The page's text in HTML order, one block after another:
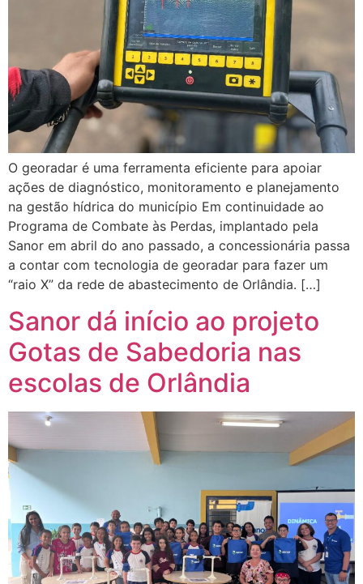
O georadar é uma ferramenta eficiente para apoiar
ações de diagnóstico, monitoramento e planejamento
na gestão hídrica do município Em continuidade ao
Programa de Combate às Perdas, implantado pela
Sanor em abril do ano passado, a concessionária passa
a contar com tecnologia de georadar para fazer um
“raio X” da rede de abastecimento de Orlândia. […]
Sanor dá início ao projeto
Gotas de Sabedoria nas
escolas de Orlândia